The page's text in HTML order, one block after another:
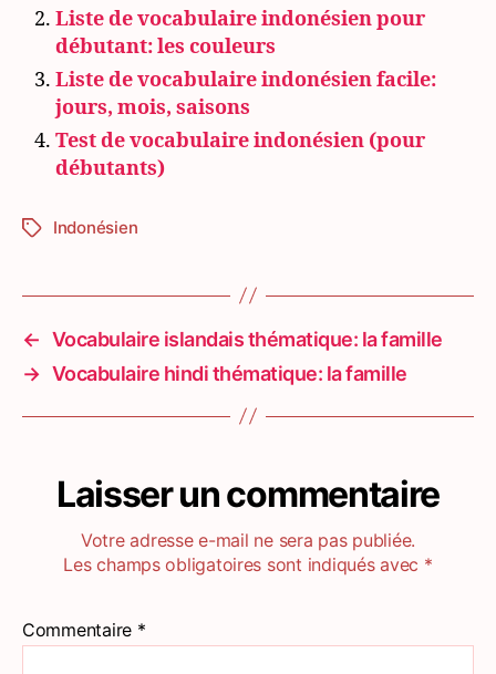
Liste de vocabulaire indonésien pour
débutant: les couleurs
Liste de vocabulaire indonésien facile:
jours, mois, saisons
Test de vocabulaire indonésien (pour
débutants)
Étiquettes
Indonésien
← Vocabulaire islandais thématique: la famille
→ Vocabulaire hindi thématique: la famille
Laisser un commentaire
Votre adresse e-mail ne sera pas publiée.
Les champs obligatoires sont indiqués avec *
Commentaire *